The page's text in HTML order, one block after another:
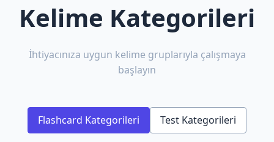
Kelime Kategorileri
İhtiyacınıza uygun kelime gruplarıyla çalışmaya
başlayın
Flashcard Kategorileri Test Kategorileri